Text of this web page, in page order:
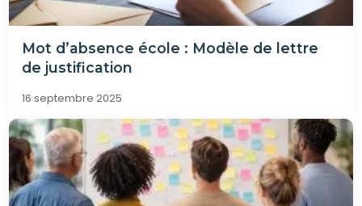
Mot d’absence école : Modèle de lettre
de justification
16 septembre 2025